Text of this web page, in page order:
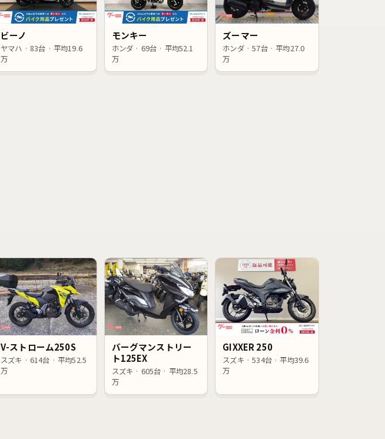
ビーノ
ヤマハ · 83台 · 平均19.6
万
モンキー
ホンダ · 69台 · 平均52.1
万
ズーマー
ホンダ · 57台 · 平均27.0
万
V-ストローム250S
スズキ · 614台 · 平均52.5
万
バーグマンストリー
ト125EX
スズキ · 605台 · 平均28.5
万
GIXXER 250
スズキ · 534台 · 平均39.6
万